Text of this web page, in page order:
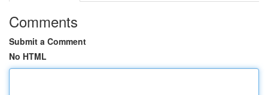
Comments
Submit a Comment
No HTML